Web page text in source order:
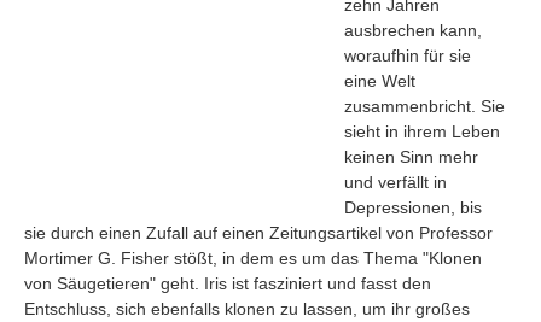
Navigation
zehn Jahren
ausbrechen kann,
woraufhin für sie
eine Welt
zusammenbricht. Sie
sieht in ihrem Leben
keinen Sinn mehr
und verfällt in
Depressionen, bis
sie durch einen Zufall auf einen Zeitungsartikel von Professor
Mortimer G. Fisher stößt, in dem es um das Thema "Klonen
von Säugetieren" geht. Iris ist fasziniert und fasst den
Entschluss, sich ebenfalls klonen zu lassen, um ihr großes